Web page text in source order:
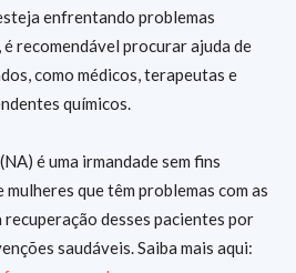
enfrentando problemas
recomendável procurar ajuda de
como médicos, terapeutas e
químicos.
é uma irmandade sem fins
que têm problemas com as
desses pacientes por
saudáveis. Saiba mais aqui: